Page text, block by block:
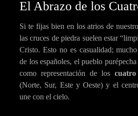
El Abrazo de los
Si te fijas bien en los atrios de
las cruces de piedra suelen estar
Cristo. Esto no es casualidad;
de los españoles, el pueblo
como representación de los cuatro
(Norte, Sur, Este y Oeste) y el
une con el cielo.